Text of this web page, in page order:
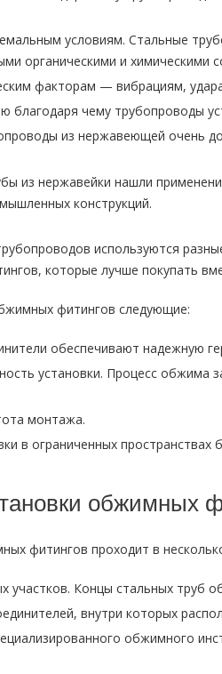
условиям. Стальные
органическими и химическими
факторам — вибрациям,
благодаря чему трубопроводы
из нержавеющей очень
из нержавейки нашли
конструкций.
используются
которые лучше покупать
фитингов следующие:
обеспечивают надежную
установки. Процесс
монтажа.
в ограниченных пространствах
обжимных
фитингов проходит в
участков. Концы стальных труб
внутри которых
обжимного